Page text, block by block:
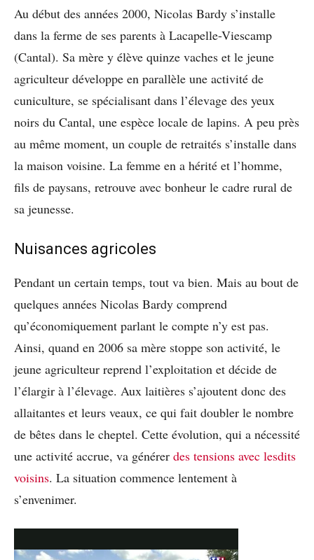
Au début des années 2000, Nicolas Bardy s’installe
dans la ferme de ses parents à Lacapelle-Viescamp
(Cantal). Sa mère y élève quinze vaches et le jeune
agriculteur développe en parallèle une activité de
cuniculture, se spécialisant dans l’élevage des yeux
noirs du Cantal, une espèce locale de lapins. A peu près
au même moment, un couple de retraités s’installe dans
la maison voisine. La femme en a hérité et l’homme,
fils de paysans, retrouve avec bonheur le cadre rural de
sa jeunesse.
Nuisances agricoles
Pendant un certain temps, tout va bien. Mais au bout de
quelques années Nicolas Bardy comprend
qu’économiquement parlant le compte n’y est pas.
Ainsi, quand en 2006 sa mère stoppe son activité, le
jeune agriculteur reprend l’exploitation et décide de
l’élargir à l’élevage. Aux laitières s’ajoutent donc des
allaitantes et leurs veaux, ce qui fait doubler le nombre
de bêtes dans le cheptel. Cette évolution, qui a nécessité
une activité accrue, va générer des tensions avec lesdits
voisins. La situation commence lentement à
s’envenimer.